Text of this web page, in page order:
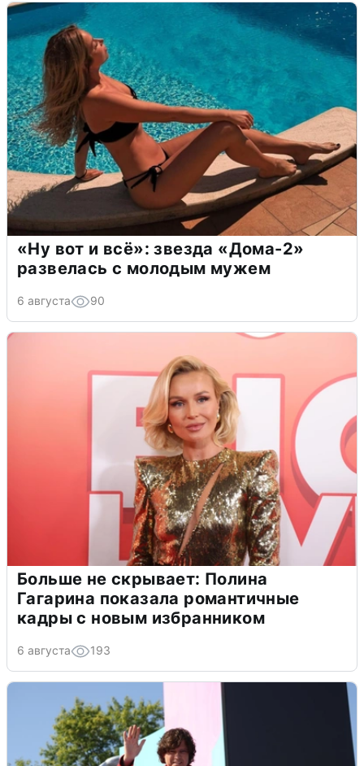
«Ну вот и всё»: звезда «Дома-2»
развелась с молодым мужем
6 августа 90
Больше не скрывает: Полина
Гагарина показала романтичные
кадры с новым избранником
6 августа 193